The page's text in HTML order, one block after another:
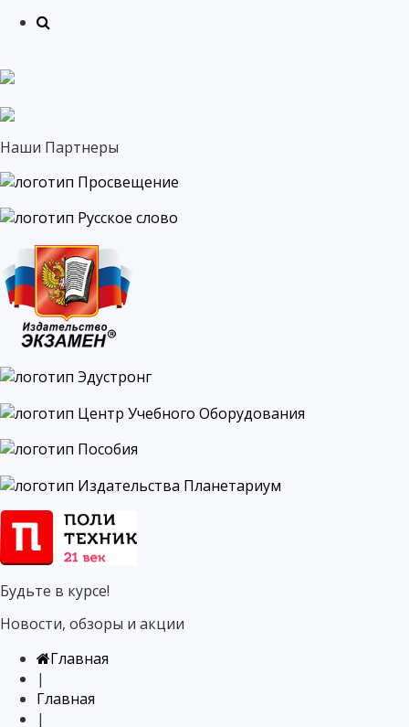
Наши Партнеры
Будьте в курсе!
Новости, обзоры и акции
Главная
|
Главная
|